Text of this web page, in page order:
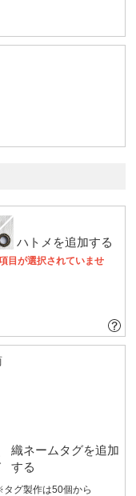
ハトメを追加する
目が選択されていませ
織ネームタグを追加
する
グ製作は50個から